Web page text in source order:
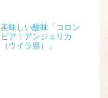
美味しい酸味「コロン
ビア：アンジェリカ
（ウイラ県）」